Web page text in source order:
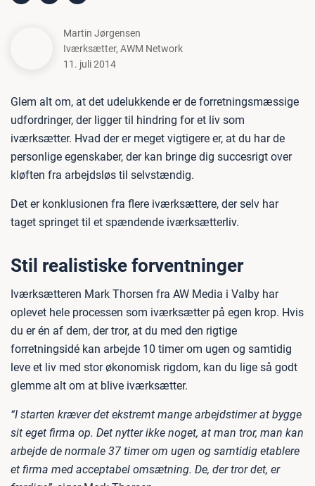
Martin Jørgensen
Iværksætter, AWM Network
11. juli 2014
Glem alt om, at det udelukkende er de forretningsmæssige
udfordringer, der ligger til hindring for et liv som
iværksætter. Hvad der er meget vigtigere er, at du har de
personlige egenskaber, der kan bringe dig succesrigt over
kløften fra arbejdsløs til selvstændig.
Det er konklusionen fra flere iværksættere, der selv har
taget springet til et spændende iværksætterliv.
Stil realistiske forventninger
Iværksætteren Mark Thorsen fra AW Media i Valby har
oplevet hele processen som iværksætter på egen krop. Hvis
du er én af dem, der tror, at du med den rigtige
forretningsidé kan arbejde 10 timer om ugen og samtidig
leve et liv med stor økonomisk rigdom, kan du lige så godt
glemme alt om at blive iværksætter.
“I starten kræver det ekstremt mange arbejdstimer at bygge
sit eget firma op. Det nytter ikke noget, at man tror, man kan
arbejde de normale 37 timer om ugen og samtidig etablere
et firma med acceptabel omsætning. De, der tror det, er